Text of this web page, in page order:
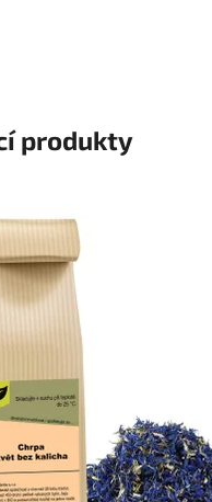
produkty